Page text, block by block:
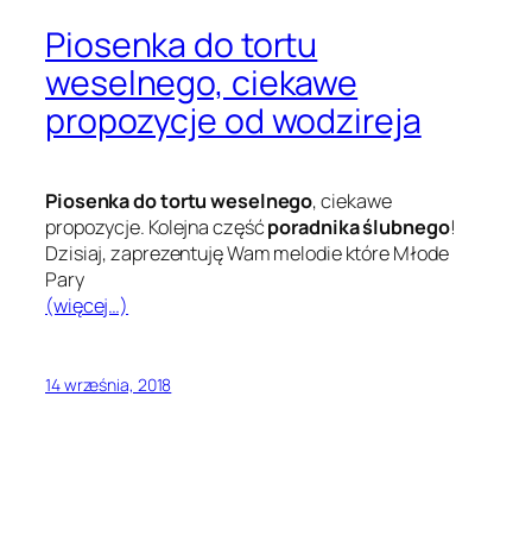
Piosenka do tortu
weselnego, ciekawe
propozycje od wodzireja
Piosenka do tortu weselnego, ciekawe
propozycje. Kolejna częśćporadnika ślubnego!
Dzisiaj, zaprezentuję Wam melodie które Młode
Pary
(więcej…)
14 września, 2018